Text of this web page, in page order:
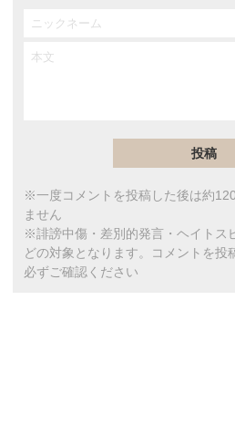
※一度コメントを投稿した後は約
ません
※誹謗中傷・差別的発言・ヘイトス
どの対象となります。コメントを投
必ずご確認ください